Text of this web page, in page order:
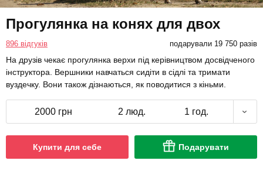
Прогулянка на конях для двох
896 відгуків подарували 19 750 разів
На друзів чекає прогулянка верхи під керівництвом досвідченого
інструктора. Вершники навчаться сидіти в сідлі та тримати
вуздечку. Вони також дізнаються, як поводитися з кіньми.
2000 грн 2 люд. 1 год.
Купити для себе Подарувати